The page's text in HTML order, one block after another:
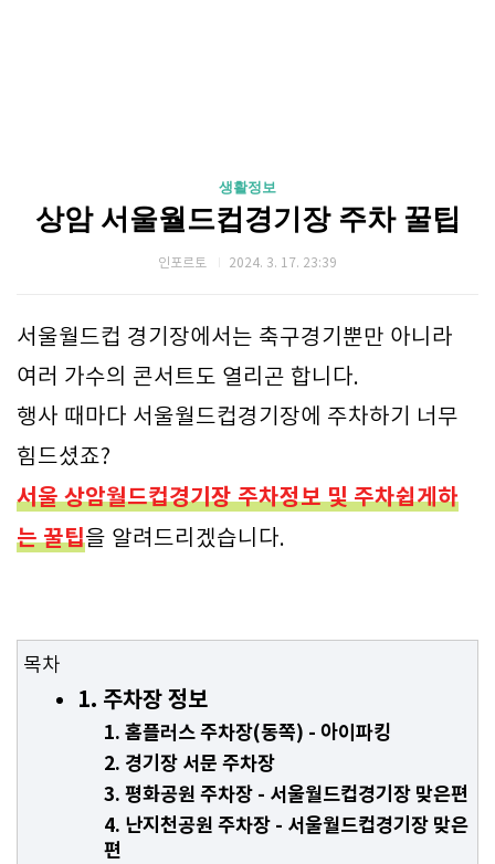
생활정보
상암 서울월드컵경기장 주차 꿀팁
인포르토 2024. 3. 17. 23:39
서울월드컵 경기장에서는 축구경기뿐만 아니라
여러 가수의 콘서트도 열리곤 합니다.
행사 때마다 서울월드컵경기장에 주차하기 너무
힘드셨죠?
서울 상암월드컵경기장 주차정보 및 주차쉽게하
는 꿀팁을 알려드리겠습니다.
목차
1. 주차장 정보
1. 홈플러스 주차장(동쪽) - 아이파킹
2. 경기장 서문 주차장
3. 평화공원 주차장 - 서울월드컵경기장 맞은편
4. 난지천공원 주차장 - 서울월드컵경기장 맞은
편